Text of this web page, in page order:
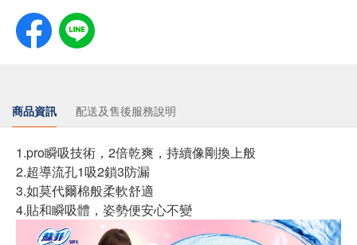
商品資訊 配送及售後服務說明
1.pro瞬吸技術，2倍乾爽，持續像剛換上般
2.超導流孔1吸2鎖3防漏
3.如莫代爾棉般柔軟舒適
4.貼和瞬吸體，姿勢便安心不變